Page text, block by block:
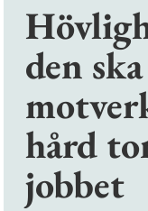
den ska
hård
jobbet